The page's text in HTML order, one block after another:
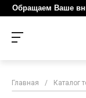
Обращаем Ваше
Главная / Каталог